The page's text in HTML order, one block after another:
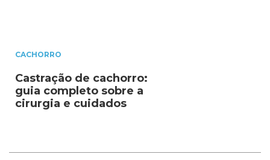
CACHORRO
Castração de cachorro:
guia completo sobre a
cirurgia e cuidados